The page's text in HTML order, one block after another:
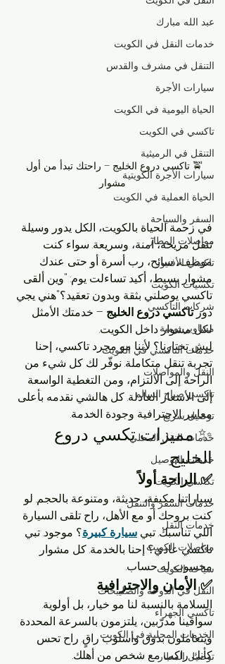
عبد الله مبارك
خدمات النقل في الكويت
التنقل في مشرف والقدس
سيارات الأجرة
الحياة اليومية في الكويت
تاكسي في الكويت
التنقل في الرميثية
سيارات الأجرة الكويتية
الحياة العملية في الكويت
السفر والسياحة
مواصلات المطار
تاكسي الأفنيوز
تكسيات الكويت
شركات التاكسي
مشاوير يومية
خدمات التاكسي في الكويت
النقل والمواصلات
تاكسي صباح السالم
توصيل سريع
خدمات النقل المحلي
خدمات التوصيل
تكاسي الكويت
خدمات السفر والتنقل
خدمات النقل
مواصلات الكويت
سياحة الكويت
النقل في الدوحة والصليبخات
تاكسي الجهراء
الخدمات المحلية في الكويت
توصيل المطار
🚖 تاكسي دروع الخليج – راحتك تبدأ من أول
مشوار
في زحمة الحياة بالكويت، الكل يدور وسيلة
تنقل مريحة، آمنة، وسريعة. سواء كنت
موظف، سائح، رب أسرة أو حتى عندك
مشوار بسيط، أكيد تساءلت يوم: "وين ألقى
تاكسي يوصلني بثقة وبدون تعقيد؟"هني يجي
دور تاكسي دروع الخليج – خدمتك الأمثل
لكل مشوار داخل الكويت.
ليش تختارنا؟ لأننا مو مجرد تاكسي، إحنا
تجربة تنقل متكاملة. نوفّر لك كل شيء من
الراحة إلى الالتزام، ومن التغطية الواسعة
إلى الأسعار العادلة. كل هالشي نقدمه بأعلى
معايير الاحترافية وجودة الخدمة.
✨ مميزات تكسي دروع
الخليج
✅ الراحة أولاً
سياراتنا مكيفة، حديثة، ومتنوعة بالحجم. لو
كنت بروحك أو مع الأهل، راح تلقى السيارة
اللي تناسبك. تبي سيارة كبيرة؟ موجود. تبي
تاكسي عادي؟ إحنا بالخدمة. كل مشوار
محسوب له حساب.
✅ الأمان والاحترافية
السلامة بالنسبة لنا مو خيار، بل أولوية.
سواقينا مدرّبين، يلتزمون بالسرعة المحددة
ويتعاملون بذوق وأسلوب راقٍ. راح تحس
كأنك راكب مع شخص من أهلك.